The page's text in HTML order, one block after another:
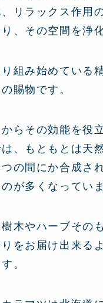
リラックス作用
、その空間を浄
組み始めている
賜物です。
らその効能を役
、もともとは天
の間にか合成さ
が多くなってい
木やハーブその
をお届け出来る
。